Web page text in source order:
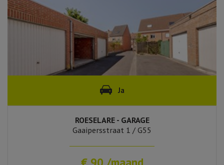
Ja
ROESELARE - GARAGE
Gaaipersstraat 1 / G55